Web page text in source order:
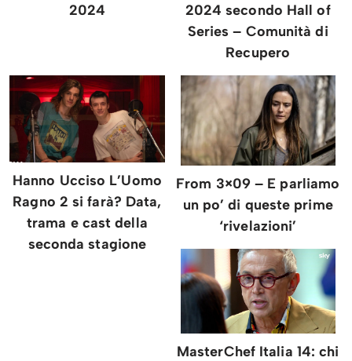
2024
2024 secondo Hall of
Series – Comunità di
Recupero
Hanno Ucciso L’Uomo
Ragno 2 si farà? Data,
trama e cast della
seconda stagione
From 3×09 – E parliamo
un po’ di queste prime
‘rivelazioni’
MasterChef Italia 14: chi